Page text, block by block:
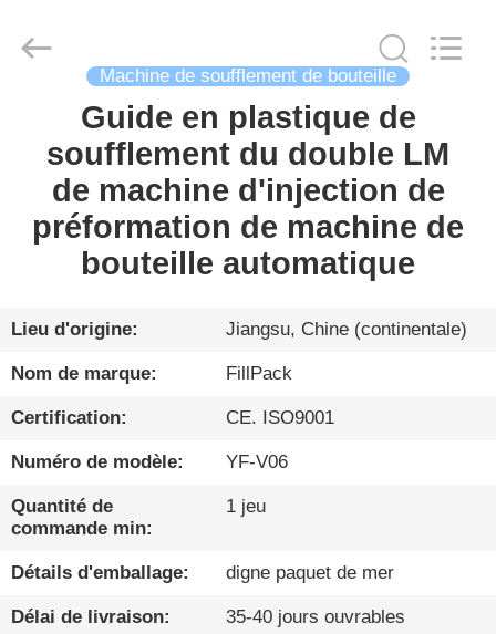
MAISON
PRODUITS
AU
DE
NOUS
VISITE
D'USINE
CONTRÔLE
DE
QUALITÉ
PACK
Machinery
Machine de soufflement de bouteille
Guide en plastique de
soufflement du double LM
de machine d'injection de
préformation de machine de
bouteille automatique
Lieu d'origine: Jiangsu, Chine (continentale)
Nom de marque: FillPack
Certification: CE. ISO9001
Numéro de modèle: YF-V06
Quantité de
commande min:
1 jeu
Détails d'emballage: digne paquet de mer
Délai de livraison: 35-40 jours ouvrables